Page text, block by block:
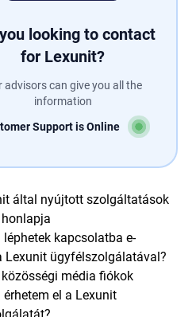
looking to contact
for Lexunit?
advisors can give you all the
information
Support is Online
által nyújtott szolgáltatások
léphetek kapcsolatba e-
Lexunit ügyfélszolgálatával?
média fiókok
érhetem el a Lexunit